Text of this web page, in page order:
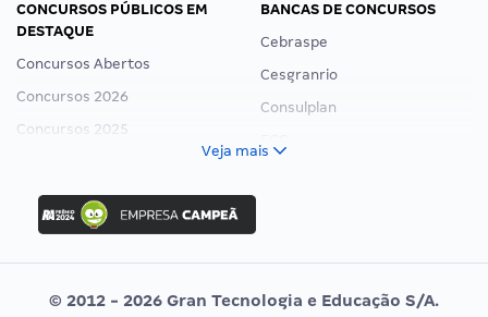
CONCURSOS PÚBLICOS EM
DESTAQUE
Concursos Abertos
Concursos 2026
Concursos 2025
Concurso Ibama
Concurso MPU
Editais publicados
BANCAS DE CONCURSOS
Cebraspe
Cesgranrio
Consulplan
Vunesp
Veja mais
© 2012 - 2026 Gran Tecnologia e Educação S/A.